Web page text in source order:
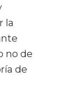
la
no de
de